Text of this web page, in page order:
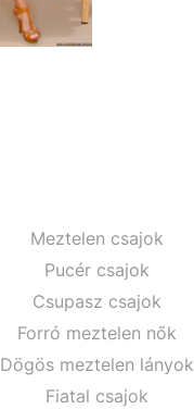
Meztelen csajok
Pucér csajok
Csupasz csajok
Forró meztelen nők
Dögös meztelen lányok
Fiatal csajok